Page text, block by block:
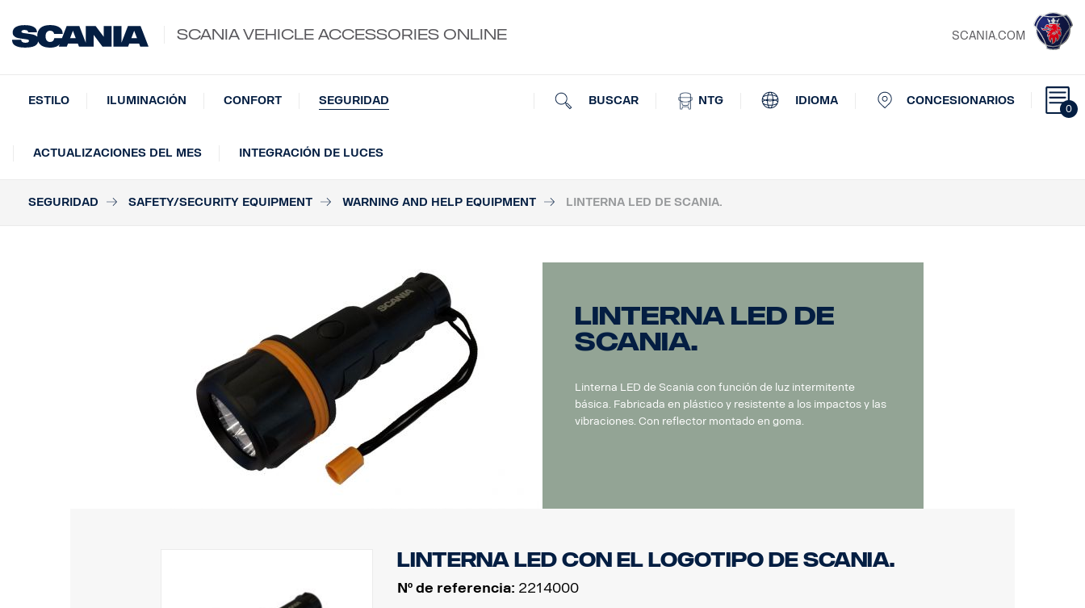
SCANIA VEHICLE ACCESSORIES ONLINE SCANIA.COM
0
BUSCAR NTG IDIOMA CONCESIONARIOS
ESTILO ILUMINACIÓN CONFORT SEGURIDAD
ACTUALIZACIONES DEL MES INTEGRACIÓN DE LUCES
SEGURIDAD SAFETY/SECURITY EQUIPMENT WARNING AND HELP EQUIPMENT LINTERNA LED DE SCANIA.
Linterna LED de
Scania.
Linterna LED de Scania con función de luz intermitente
básica. Fabricada en plástico y resistente a los impactos y las
vibraciones. Con reflector montado en goma.
Linterna LED con el logotipo de Scania.
Nº de referencia: 2214000